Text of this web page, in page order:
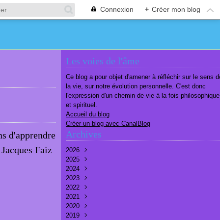
Connexion + Créer mon blog
d'apprendre
Faiz
Les voies de l'âme
Ce blog a pour objet d'amener à réfléchir sur le sens
la vie, sur notre évolution personnelle. C'est donc
l'expression d'un chemin de vie à la fois philosophique
et spirituel.
Accueil du blog
Créer un blog avec CanalBlog
Archives
2026
Août
Juillet
Juin
Mai(7)
Avril
Mars
Février
2025
Décembre
Novembre
Octobre
Septembre
Août
Juillet
2024
Décembre
Novembre
Octobre
Septembre
Août
2023
Décembre
Novembre
Octobre
Septembre
2022
Décembre
Septembre
Août
2021
Décembre
Novembre
2020
Décembre
2019